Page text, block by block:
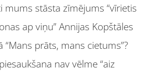
stāsta zīmējums “vīrietis
ap viņu” Annijas Kopštāles
“Mans prāts, mans cietums”?
nav vēlme “aiz